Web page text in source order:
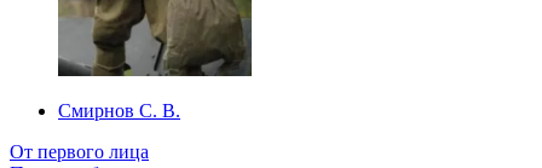
Смирнов С. В.
От первого лица